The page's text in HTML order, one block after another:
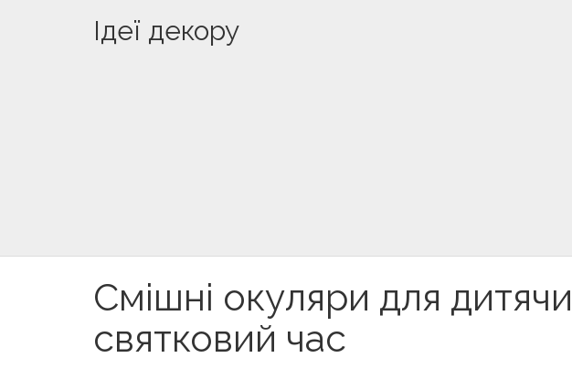
Ідеї декору
Смішні окуляри для
святковий час